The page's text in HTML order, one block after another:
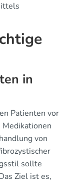
in
Patienten vor
von
sollte
Ziel ist es,